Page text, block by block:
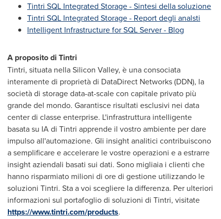
Tintri SQL Integrated Storage - Sintesi della soluzione
Tintri SQL Integrated Storage - Report degli analsti
Intelligent Infrastructure for SQL Server - Blog
A proposito di Tintri
Tintri, situata nella Silicon Valley, è una consociata
interamente di proprietà di DataDirect Networks (DDN), la
società di storage data-at-scale con capitale privato più
grande del mondo. Garantisce risultati esclusivi nei data
center di classe enterprise. L'infrastruttura intelligente
basata su IA di Tintri apprende il vostro ambiente per dare
impulso all'automazione. Gli insight analitici contribuiscono
a semplificare e accelerare le vostre operazioni e a estrarre
insight aziendali basati sui dati. Sono migliaia i clienti che
hanno risparmiato milioni di ore di gestione utilizzando le
soluzioni Tintri. Sta a voi scegliere la differenza. Per ulteriori
informazioni sul portafoglio di soluzioni di Tintri, visitate
https://www.tintri.com/products.